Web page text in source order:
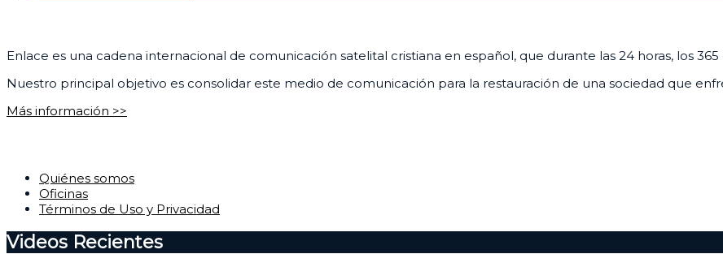
Enlace es una cadena internacional de comunicación satelital cristiana en español, que durante las 24 horas, los
Nuestro principal objetivo es consolidar este medio de comunicación para la restauración de una sociedad que
Más información >>
Quiénes somos
Oficinas
Términos de Uso y Privacidad
Videos Recientes